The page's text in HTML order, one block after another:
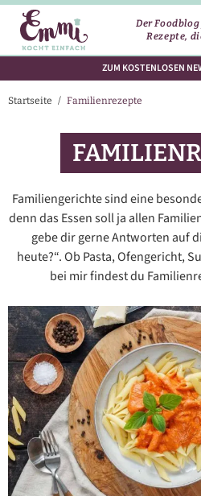
Der
Rezepte,
ZUM KOSTENLOSEN
Startseite / Familienrezepte
Familiengerichte sind eine
denn das Essen soll ja allen
gebe dir gerne Antworten auf
heute?“. Ob Pasta, Ofengericht,
bei mir findest du